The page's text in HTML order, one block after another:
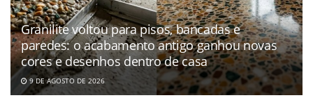
Granilite voltou para pisos, bancadas e
paredes: o acabamento antigo ganhou novas
cores e desenhos dentro de casa
9 DE AGOSTO DE 2026